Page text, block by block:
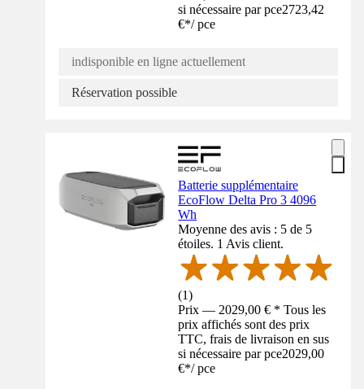
si nécessaire par pce2723,42
€*/ pce
indisponible en ligne actuellement
Réservation possible
Batterie supplémentaire
EcoFlow Delta Pro 3 4096
Wh
Moyenne des avis : 5 de 5
étoiles. 1 Avis client.
(1)
Prix — 2029,00 € * Tous les
prix affichés sont des prix
TTC, frais de livraison en sus
si nécessaire par pce2029,00
€*/ pce